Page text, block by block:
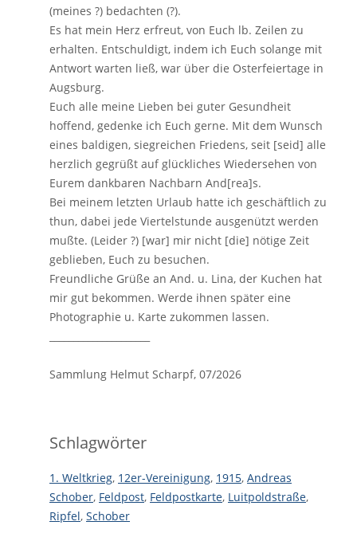
(meines ?) bedachten (?).
Es hat mein Herz erfreut, von Euch lb. Zeilen zu
erhalten. Entschuldigt, indem ich Euch solange mit
Antwort warten ließ, war über die Osterfeiertage in
Augsburg.
Euch alle meine Lieben bei guter Gesundheit
hoffend, gedenke ich Euch gerne. Mit dem Wunsch
eines baldigen, siegreichen Friedens, seit [seid] alle
herzlich gegrüßt auf glückliches Wiedersehen von
Eurem dankbaren Nachbarn And[rea]s.
Bei meinem letzten Urlaub hatte ich geschäftlich zu
thun, dabei jede Viertelstunde ausgenützt werden
mußte. (Leider ?) [war] mir nicht [die] nötige Zeit
geblieben, Euch zu besuchen.
Freundliche Grüße an And. u. Lina, der Kuchen hat
mir gut bekommen. Werde ihnen später eine
Photographie u. Karte zukommen lassen.
Sammlung Helmut Scharpf, 07/2026
Schlagwörter
1. Weltkrieg, 12er-Vereinigung, 1915, Andreas
Schober, Feldpost, Feldpostkarte, Luitpoldstraße,
Ripfel, Schober